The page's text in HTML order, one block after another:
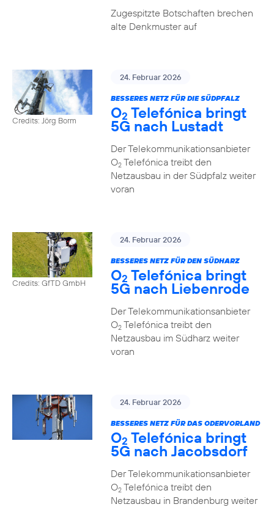
Zugespitzte Botschaften brechen
alte Denkmuster auf
Credits: Jörg Borm
24. Februar 2026
BESSERES NETZ FÜR DIE SÜDPFALZ
O2 Telefónica bringt
5G nach Lustadt
Der Telekommunikationsanbieter
O2Telefónica treibt den
Netzausbau in der Südpfalz weiter
voran
Credits: GfTD GmbH
24. Februar 2026
BESSERES NETZ FÜR DEN SÜDHARZ
O2 Telefónica bringt
5G nach Liebenrode
Der Telekommunikationsanbieter
O2Telefónica treibt den
Netzausbau im Südharz weiter
voran
24. Februar 2026
BESSERES NETZ FÜR DAS ODERVORLAND
O2 Telefónica bringt
5G nach Jacobsdorf
Der Telekommunikationsanbieter
O2Telefónica treibt den
Netzausbau in Brandenburg weiter